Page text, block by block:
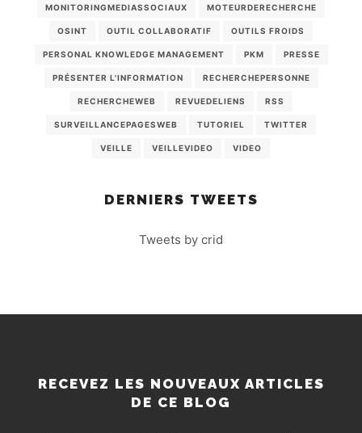
MONITORINGMEDIASSOCIAUX MOTEURDERECHERCHE
OSINT OUTIL COLLABORATIF OUTILS FROIDS
PERSONAL KNOWLEDGE MANAGEMENT PKM PRESSE
PRÉSENTER L'INFORMATION RECHERCHEPERSONNE
RECHERCHEWEB REVUEDELIENS RSS
SURVEILLANCEPAGESWEB TUTORIEL TWITTER
VEILLE VEILLEVIDEO VIDEO
DERNIERS TWEETS
Tweets by crid
RECEVEZ LES NOUVEAUX ARTICLES
DE CE BLOG